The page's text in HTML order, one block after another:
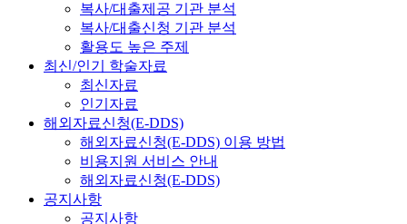
복사/대출제공 기관 분석
복사/대출신청 기관 분석
활용도 높은 주제
최신/인기 학술자료
최신자료
인기자료
해외자료신청(E-DDS)
해외자료신청(E-DDS) 이용 방법
비용지원 서비스 안내
해외자료신청(E-DDS)
공지사항
공지사항